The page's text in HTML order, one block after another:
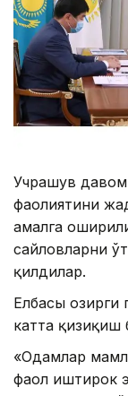
Учрашув
фаолиятини
амалга
сайловларни
қилдилар.
Елбасы
катта қизиқиш
«Одамлар
фаол иштирок